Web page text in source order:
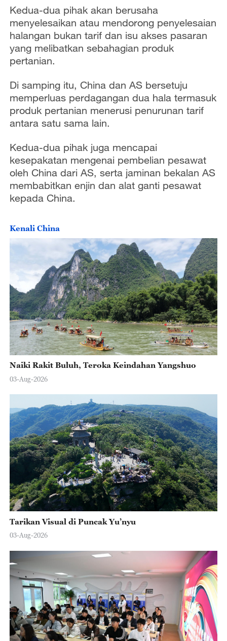
Kedua-dua pihak akan berusaha
menyelesaikan atau mendorong penyelesaian
halangan bukan tarif dan isu akses pasaran
yang melibatkan sebahagian produk
pertanian.
Di samping itu, China dan AS bersetuju
memperluas perdagangan dua hala termasuk
produk pertanian menerusi penurunan tarif
antara satu sama lain.
Kedua-dua pihak juga mencapai
kesepakatan mengenai pembelian pesawat
oleh China dari AS, serta jaminan bekalan AS
membabitkan enjin dan alat ganti pesawat
kepada China.
Kenali China
Naiki Rakit Buluh, Teroka Keindahan Yangshuo
03-Aug-2026
Tarikan Visual di Puncak Yu’nyu
03-Aug-2026